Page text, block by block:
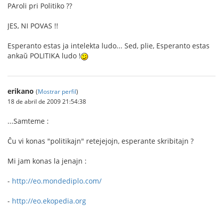
PAroli pri Politiko ??
JES, NI POVAS !!
Esperanto estas ja intelekta ludo... Sed, plie, Esperanto estas
ankaŭ POLITIKA ludo !
erikano (Mostrar perfil)
18 de abril de 2009 21:54:38
...Samteme :
Ĉu vi konas "politikajn" retejejojn, esperante skribitajn ?
Mi jam konas la jenajn :
- http://eo.mondediplo.com/
- http://eo.ekopedia.org